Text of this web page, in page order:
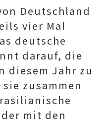
Deutschland
vier Mal
deutsche
darauf, die
diesem Jahr zu
zusammen
mit den